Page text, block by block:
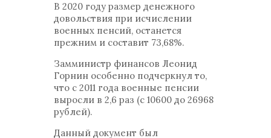
В 2020 году размер денежного
довольствия при исчислении
военных пенсий, останется
прежним и составит 73,68%.
Замминистр финансов Леонид
Горнин особенно подчеркнул то,
что с 2011 года военные пенсии
выросли в 2,6 раз (с 10600 до 26968
рублей).
Данный документ был